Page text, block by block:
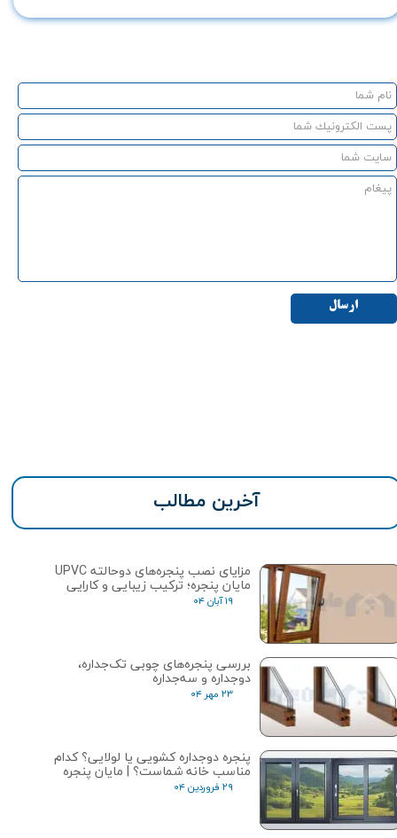
آخرین مطالب
مزایای نصب پنجره‌های دوحالته UPVC
مایان پنجره؛ ترکیب زیبایی و کارایی
۱۹ آبان ۰۴
بررسی پنجره‌های چوبی تک‌جداره،
دوجداره و سه‌جداره
۲۳ مهر ۰۴
پنجره دوجداره کشویی یا لولایی؟ کدام
مناسب خانه شماست؟ | مایان پنجره
۲۹ فروردین ۰۴
ارسال